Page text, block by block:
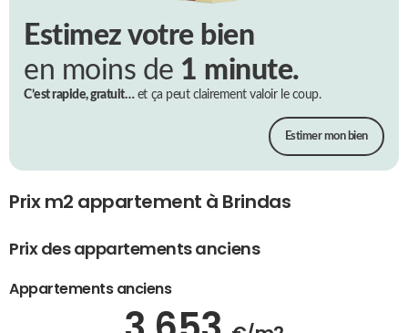
Estimez votre bien
en moins de 1 minute.
C’est rapide, gratuit…et ça peut clairement valoir le coup.
Estimer mon bien
Prix m2 appartement à Brindas
Prix des appartements anciens
Appartements anciens